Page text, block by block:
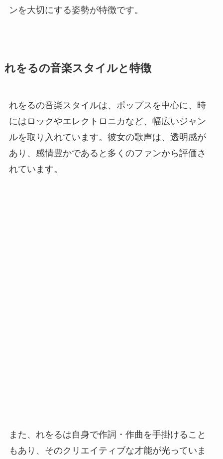
ンを大切にする姿勢が特徴です。
れをるの音楽スタイルと特徴
れをるの音楽スタイルは、ポップスを中心に、時
にはロックやエレクトロニカなど、幅広いジャン
ルを取り入れています。彼女の歌声は、透明感が
あり、感情豊かであると多くのファンから評価さ
れています。
また、れをるは自身で作詞・作曲を手掛けること
もあり、そのクリエイティブな才能が光っていま